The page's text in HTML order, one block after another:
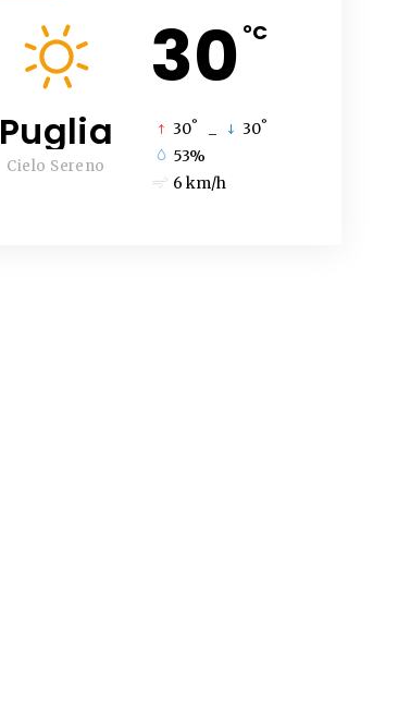
30 °C
Puglia
Cielo Sereno
30° 30°
53%
6 km/h